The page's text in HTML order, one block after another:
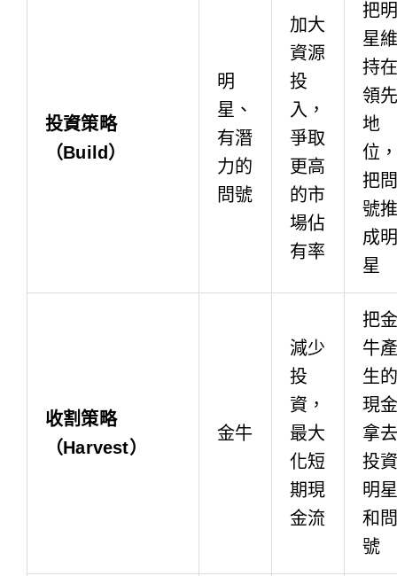
投資策略
（Build）
明
星、
有潛
力的
問號
加大
資源
投
入，
爭取
更高
的市
場佔
有率
把
星
持
領
地
位
把
號
成
星
收割策略
（Harvest）
金牛
減少
投
資，
最大
化短
期現
金流
把
牛
生
現
拿
投
明
和
號